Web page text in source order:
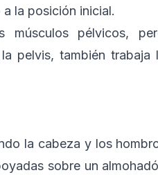
la posición inicial.
músculos pélvicos,
pelvis, también
la cabeza y los
sobre un